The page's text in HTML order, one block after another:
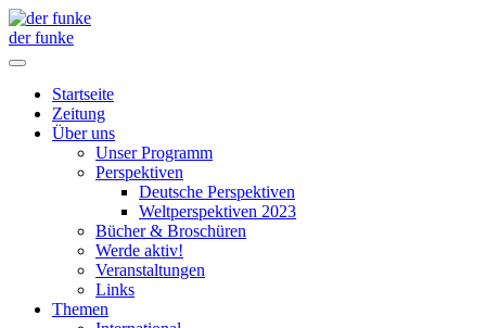
der funke
Startseite
Zeitung
Über uns
Unser Programm
Perspektiven
Deutsche Perspektiven
Weltperspektiven 2023
Bücher & Broschüren
Werde aktiv!
Veranstaltungen
Links
Themen